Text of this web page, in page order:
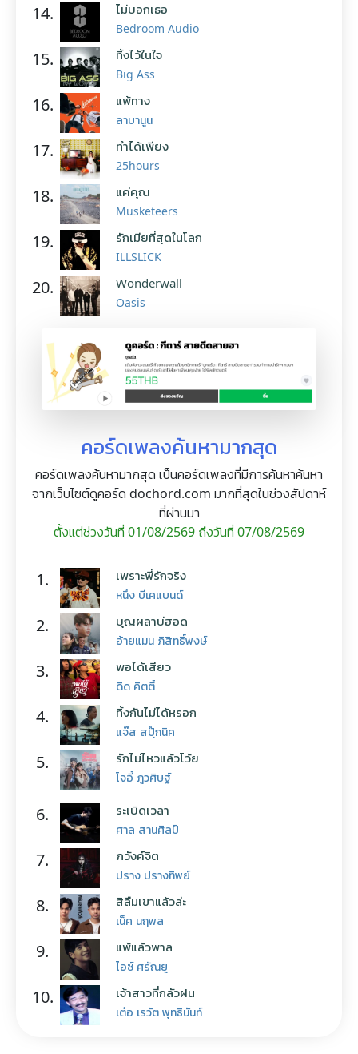
14. ไม่บอกเธอ
Bedroom Audio
15. ทิ้งไว้ในใจ
Big Ass
16. แพ้ทาง
ลาบานูน
17. ทำได้เพียง
25hours
18. แค่คุณ
Musketeers
19. รักเมียที่สุดในโลก
ILLSLICK
20. Wonderwall
Oasis
คอร์ดเพลงค้นหามากสุด
คอร์ดเพลงค้นหามากสุด เป็นคอร์ดเพลงที่มีการค้นหาค้นหา
จากเว็บไซต์ดูคอร์ด dochord.com มากที่สุดในช่วงสัปดาห์
ที่ผ่านมา
ตั้งแต่ช่วงวันที่ 01/08/2569 ถึงวันที่ 07/08/2569
1. เพราะพี่รักจริง
หนึ่ง บีเคแบนด์
2. บุญผลาบ่ฮอด
อ้ายแมน ภิสิทธิ์พงษ์
3. พอได้เสียว
ดิด คิตตี้
4. ทิ้งกันไม่ได้หรอก
แจ๊ส สปุ๊กนิค
5. รักไม่ไหวแล้วโว้ย
โจอี้ ภูวศิษฐ์
6. ระเบิดเวลา
ศาล สานศิลป์
7. ภวังค์จิต
ปราง ปรางทิพย์
8. สิลืมเขาแล้วล่ะ
เน็ค นฤพล
9. แพ้แล้วพาล
ไอซ์ ศรัณยู
10. เจ้าสาวที่กลัวฝน
เต๋อ เรวัต พุทธินันท์